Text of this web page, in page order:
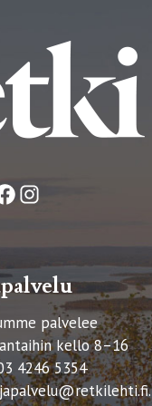
Instagram
palvelee
kello 8–16
4246 5354
.